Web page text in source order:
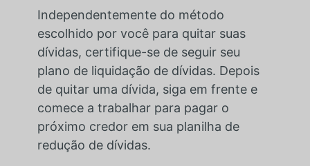
Independentemente do método
escolhido por você para quitar suas
dívidas, certifique-se de seguir seu
plano de liquidação de dívidas. Depois
de quitar uma dívida, siga em frente e
comece a trabalhar para pagar o
próximo credor em sua planilha de
redução de dívidas.